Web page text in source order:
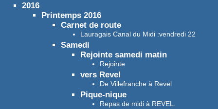
2016
Printemps 2016
Carnet de route
Lauragais Canal du Midi :vendredi 22
Samedi
Rejointe samedi matin
Rejointe
vers Revel
De Villefranche à Revel
Pique-nique
Repas de midi à REVEL.